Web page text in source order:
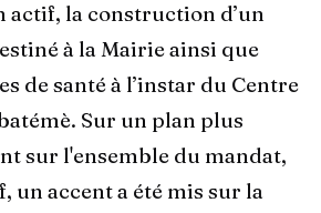
actif, la construction d’un
à la Mairie ainsi que
de santé à l’instar du Centre
Sur un plan plus
sur l'ensemble du mandat,
un accent a été mis sur la